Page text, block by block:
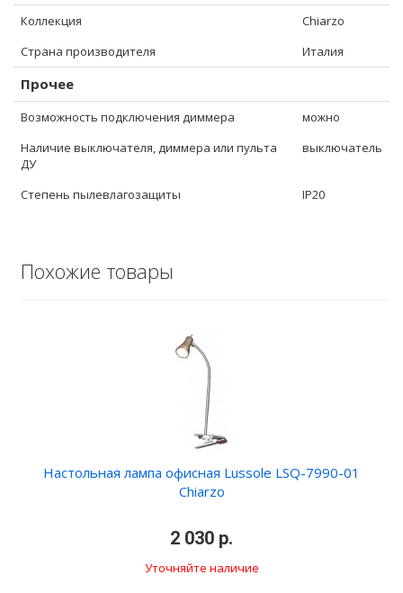
Коллекция
Chiarzo
Страна производителя
Италия
Прочее
Возможность подключения диммера
можно
Наличие выключателя, диммера или пульта
ДУ
выключатель
Степень пылевлагозащиты IP20
Похожие товары
Настольная лампа офисная Lussole LSQ-7990-01
Chiarzo
2 030 р.
Уточняйте наличие